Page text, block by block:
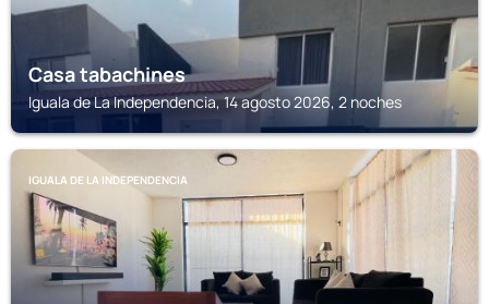
Casa tabachines
Iguala de La Independencia, 14 agosto 2026, 2 noches
IGUALA DE LA INDEPENDENCIA